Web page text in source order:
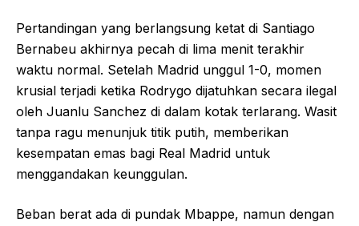
Pertandingan yang berlangsung ketat di Santiago
Bernabeu akhirnya pecah di lima menit terakhir
waktu normal. Setelah Madrid unggul 1-0, momen
krusial terjadi ketika Rodrygo dijatuhkan secara ilegal
oleh Juanlu Sanchez di dalam kotak terlarang. Wasit
tanpa ragu menunjuk titik putih, memberikan
kesempatan emas bagi Real Madrid untuk
menggandakan keunggulan.
Beban berat ada di pundak Mbappe, namun dengan